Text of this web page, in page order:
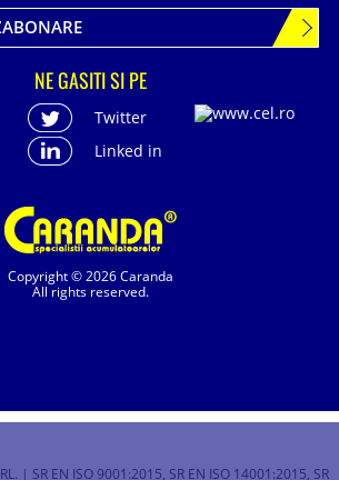
Copyright © 2026 Caranda
All rights reserved.
NE GASITI SI PE
Twitter
Linked in
| SR EN ISO 9001:2015, SR EN ISO 14001:2015, SR